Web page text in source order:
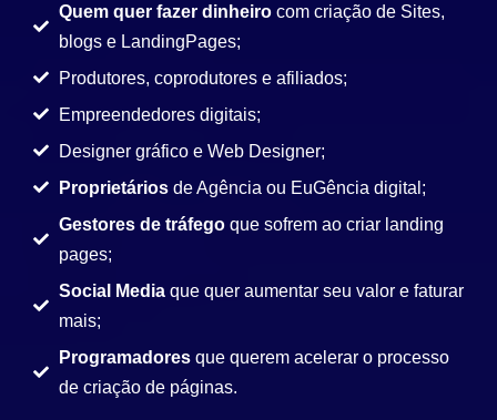
Quem quer fazer dinheiro com criação de Sites,
blogs e LandingPages;
Produtores, coprodutores e afiliados;
Empreendedores digitais;
Designer gráfico e Web Designer;
Proprietários de Agência ou EuGência digital;
Gestores de tráfegoque sofrem ao criar landing
pages;
Social Media que quer aumentar seu valor e faturar
mais;
Programadores que querem acelerar o processo
de criação de páginas.